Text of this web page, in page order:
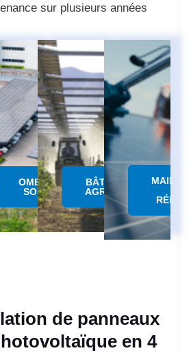
sur plusieurs années
OMBRIERE
SOLAIRE
BÂTIMENTS
AGRICOLES
de panneaux
en 4